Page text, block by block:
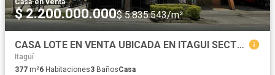
Casa·en venta
$ 2.200.000.000$ 5.835.543/m²
CASA LOTE EN VENTA UBICADA EN ITAGUI SECTOR SAN FERNANDO
Itagüí
377 m²6 Habitaciones3 BañosCasa